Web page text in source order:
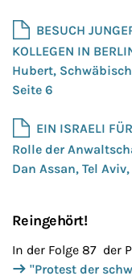
BESUCH
KOLLEGEN IN
Hubert,
Seite 6
EIN ISRAELI
Rolle der
Dan Assan, Tel
Reingehört!
In der Folge 87 der
"Protest der